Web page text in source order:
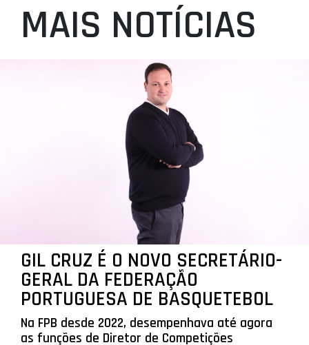
MAIS NOTÍCIAS
GIL CRUZ É O NOVO SECRETÁRIO-
GERAL DA FEDERAÇÃO
PORTUGUESA DE BASQUETEBOL
Na FPB desde 2022, desempenhava até agora
as funções de Diretor de Competições